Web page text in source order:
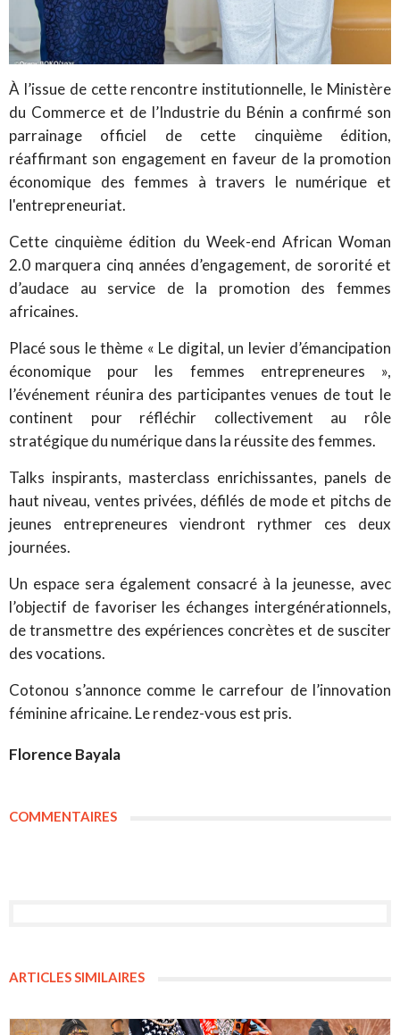
À l’issue de cette rencontre institutionnelle, le Ministère
du Commerce et de l’Industrie du Bénin a confirmé son
parrainage officiel de cette cinquième édition,
réaffirmant son engagement en faveur de la promotion
économique des femmes à travers le numérique et
l'entrepreneuriat.
Cette cinquième édition du Week-end African Woman
2.0 marquera cinq années d’engagement, de sororité et
d’audace au service de la promotion des femmes
africaines.
Placé sous le thème « Le digital, un levier d’émancipation
économique pour les femmes entrepreneures »,
l’événement réunira des participantes venues de tout le
continent pour réfléchir collectivement au rôle
stratégique du numérique dans la réussite des femmes.
Talks inspirants, masterclass enrichissantes, panels de
haut niveau, ventes privées, défilés de mode et pitchs de
jeunes entrepreneures viendront rythmer ces deux
journées.
Un espace sera également consacré à la jeunesse, avec
l’objectif de favoriser les échanges intergénérationnels,
de transmettre des expériences concrètes et de susciter
des vocations.
Cotonou s’annonce comme le carrefour de l’innovation
féminine africaine. Le rendez-vous est pris.
Florence Bayala
COMMENTAIRES
ARTICLES SIMILAIRES